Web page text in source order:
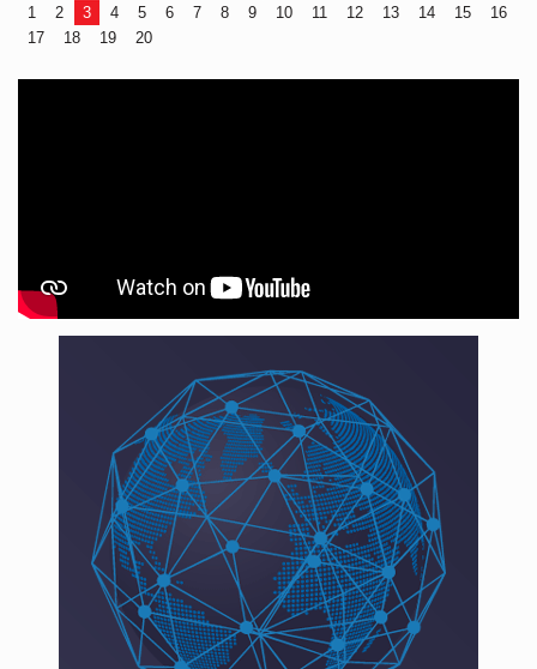
1 2 3 4 5 6 7 8 9 10 11 12 13 14 15
16
17
18 19 20